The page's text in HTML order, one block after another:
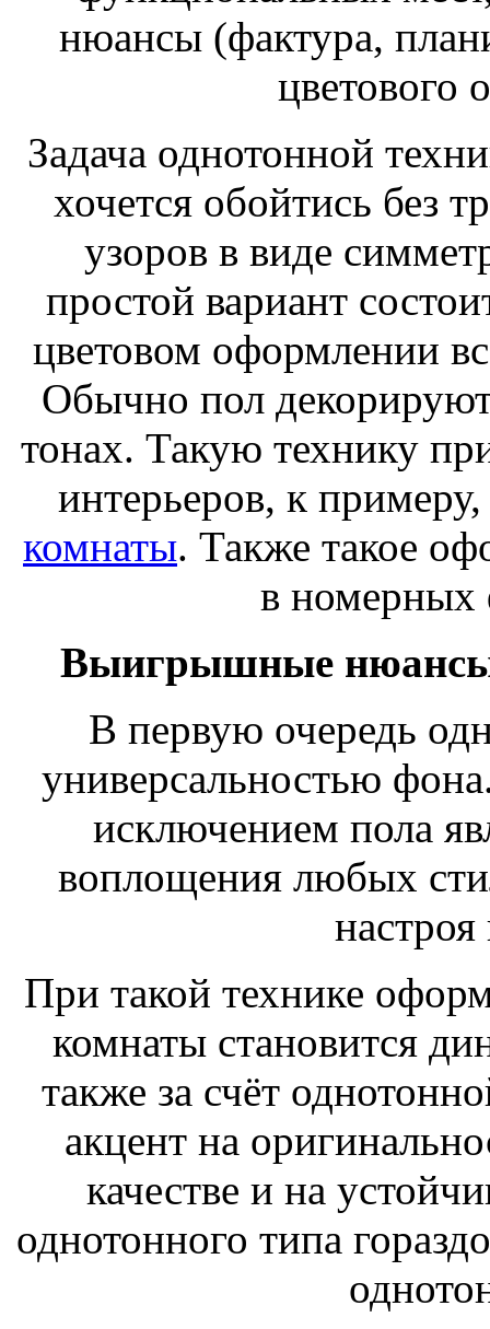
нюансы (фактура,
цветового
Задача однотонной
хочется обойтись без
узоров в виде
простой вариант
цветовом оформлении
Обычно пол
тонах. Такую технику
интерьеров, к
комнаты. Также такое
в номерных
Выигрышные нюансы
В первую очередь
универсальностью
исключением пола
воплощения любых
При такой технике
комнаты становится
также за счёт
акцент на
качестве и на
однотонного типа